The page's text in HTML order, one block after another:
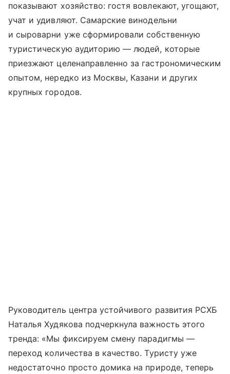
показывают хозяйство: гостя вовлекают, угощают,
учат и удивляют. Самарские винодельни
и сыроварни уже сформировали собственную
туристическую аудиторию — людей, которые
приезжают целенаправленно за гастрономическим
опытом, нередко из Москвы, Казани и других
крупных городов.
Руководитель центра устойчивого развития РСХБ
Наталья Худякова подчеркнула важность этого
тренда: «Мы фиксируем смену парадигмы —
переход количества в качество. Туристу уже
недостаточно просто домика на природе, теперь